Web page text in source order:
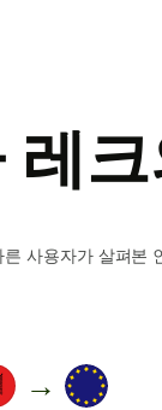
레
른 사용자가 살펴본
→